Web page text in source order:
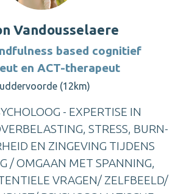
Vandousselaere
based cognitief
en ACT-therapeut
(12km)
- EXPERTISE IN
STRESS, BURN-
EN ZINGEVING TIJDENS
/ OMGAAN MET SPANNING,
VRAGEN/ ZELFBEELD/